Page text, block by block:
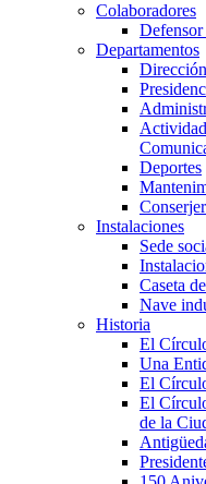
Colaboradores
Defensor
Departamentos
Dirección
Deportes
Instalaciones
Sede
Caseta
Nave
Historia
El
Una
El
El
de la